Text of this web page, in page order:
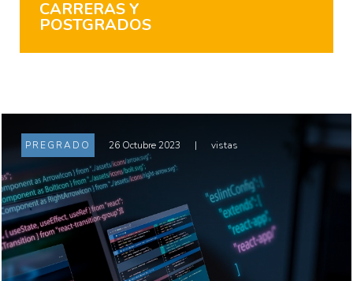
CARRERAS Y
POSTGRADOS
PREGRADO 26 Octubre 2023 | vistas